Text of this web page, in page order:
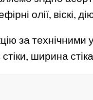
олії,
за технічними
ширина